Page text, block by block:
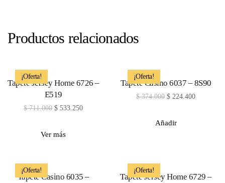
Productos relacionados
¡Oferta!
Tapete Jersey Home 6726 –
E519
$711.000 $ 533.250
Ver más
¡Oferta!
Tapete Casino 6037 – 8S90
$374.000 $ 224.400
Añadir
¡Oferta!
Tapete Casino 6035 –
¡Oferta!
Tapete Jersey Home 6729 –